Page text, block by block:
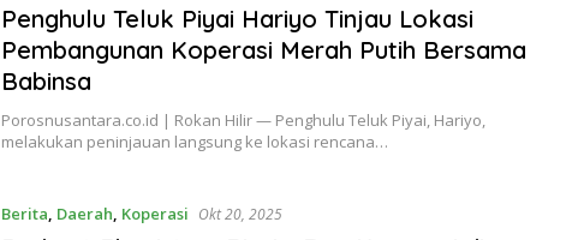
Penghulu Teluk Piyai Hariyo Tinjau Lokasi
Pembangunan Koperasi Merah Putih Bersama
Babinsa
Porosnusantara.co.id | Rokan Hilir — Penghulu Teluk Piyai, Hariyo,
melakukan peninjauan langsung ke lokasi rencana…
Berita, Daerah, Koperasi Okt 20, 2025